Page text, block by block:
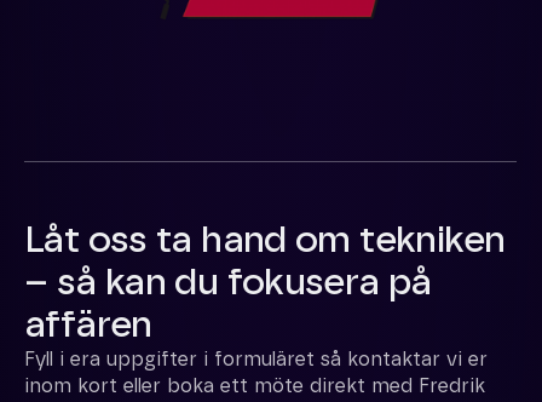
Låt oss ta hand om tekniken
– så kan du fokusera på
affären
Fyll i era uppgifter i formuläret så kontaktar vi er
inom kort eller boka ett möte direkt med Fredrik